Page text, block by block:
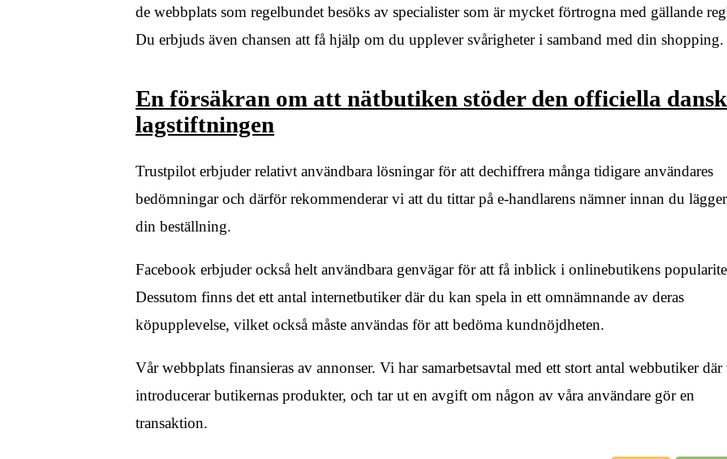
de webbplats som regelbundet besöks av specialister som är mycket förtrogna med gällande
Du erbjuds även chansen att få hjälp om du upplever svårigheter i samband med din shopping.
En försäkran om att nätbutiken stöder den officiella
lagstiftningen
Trustpilot erbjuder relativt användbara lösningar för att dechiffrera många tidigare användares
bedömningar och därför rekommenderar vi att du tittar på e-handlarens nämner innan du lägger
din beställning.
Facebook erbjuder också helt användbara genvägar för att få inblick i onlinebutikens
Dessutom finns det ett antal internetbutiker där du kan spela in ett omnämnande av deras
köpupplevelse, vilket också måste användas för att bedöma kundnöjdheten.
Vår webbplats finansieras av annonser. Vi har samarbetsavtal med ett stort antal webbutiker där
introducerar butikernas produkter, och tar ut en avgift om någon av våra användare gör en
transaktion.